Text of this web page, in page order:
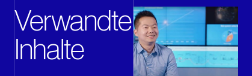
Verwandte
Inhalte